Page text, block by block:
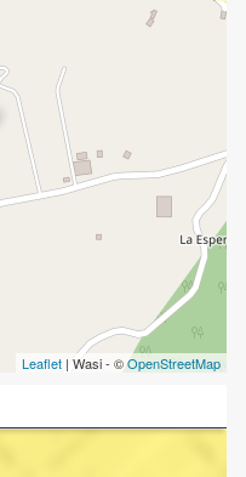
Leaflet | Wasi - ©OpenStreetMap